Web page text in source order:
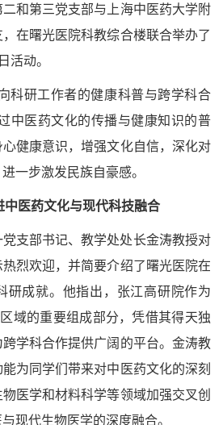
和第三党支部与上海中医药大学附
在曙光医院科教综合楼联合举办了
活动。
科研工作者的健康科普与跨学科合
中医药文化的传播与健康知识的普
健康意识，增强文化自信，深化对
一步激发民族自豪感。
中医药文化与现代科技融合
支部书记、教学处处长金涛教授对
烈欢迎，并简要介绍了曙光医院在
研成就。他指出，张江高研院作为
域的重要组成部分，凭借其得天独
学科合作提供广阔的平台。金涛教
为同学们带来对中医药文化的深刻
医学和材料科学等领域加强交叉创
现代生物医学的深度融合。